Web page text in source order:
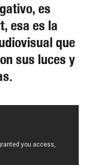
es
esa es la
que
sus luces y